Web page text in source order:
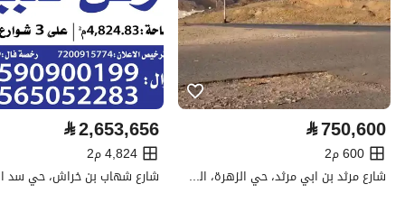
عدد الغرف
-
خدمات العقار
كهرباء
تفاصيل اضافية
⃁750,600
600 م2
شارع مرثد بن ابي مرثد، حي الزهرة، المدينة المنورة
⃁2,653,656
4,824 م2